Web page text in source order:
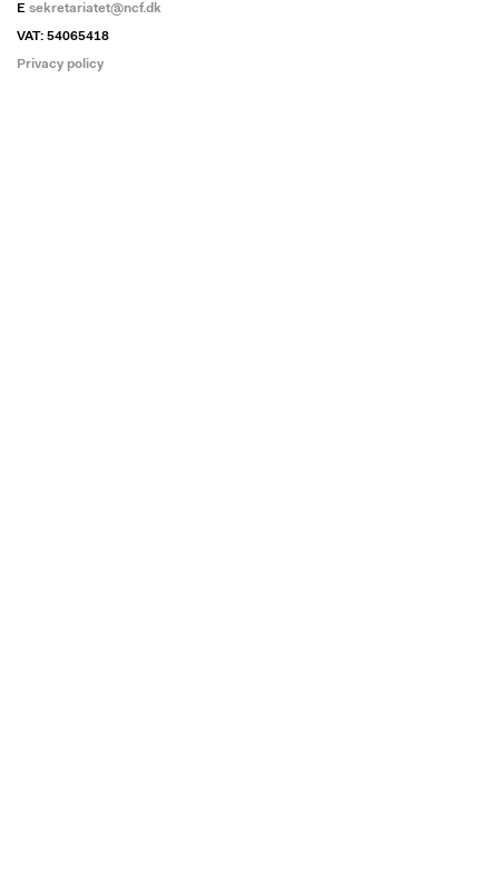
E sekretariatet@ncf.dk
VAT: 54065418
Privacy policy